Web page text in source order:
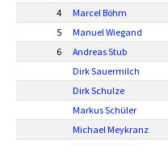
4
Marcel Böhm
5
Manuel Wiegand
6
Andreas Stub
Dirk Sauermilch
Dirk Schulze
Markus Schüler
Michael Meykranz